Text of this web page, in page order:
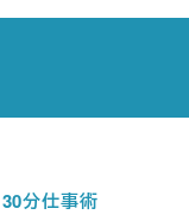
30分仕事術